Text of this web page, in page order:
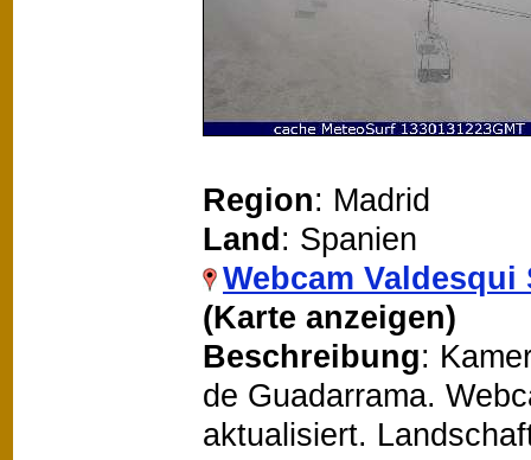
Region: Madrid
Land: Spanien
Webcam Valdesqui
(Karte anzeigen)
Beschreibung:
de Guadarrama.
aktualisiert.